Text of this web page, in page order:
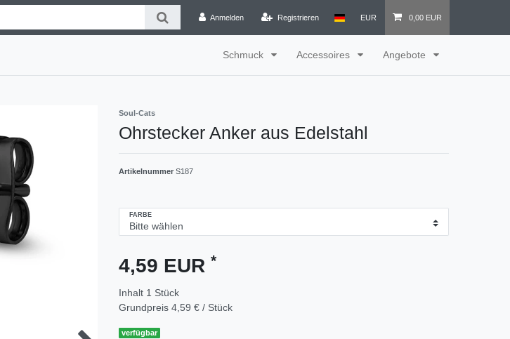
Anmelden Registrieren EUR 0,00 EUR
Schmuck Accessoires Angebote
Soul-Cats
Ohrstecker Anker aus Edelstahl
Artikelnummer S187
FARBE
4,59 EUR *
Inhalt 1 Stück
Grundpreis 4,59 € / Stück
verfügbar